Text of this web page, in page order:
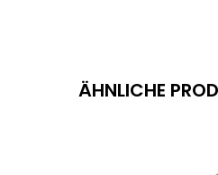
ÄHNLICHE